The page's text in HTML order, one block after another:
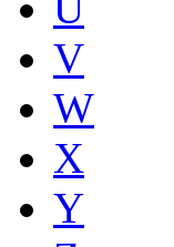
V
W
X
Y